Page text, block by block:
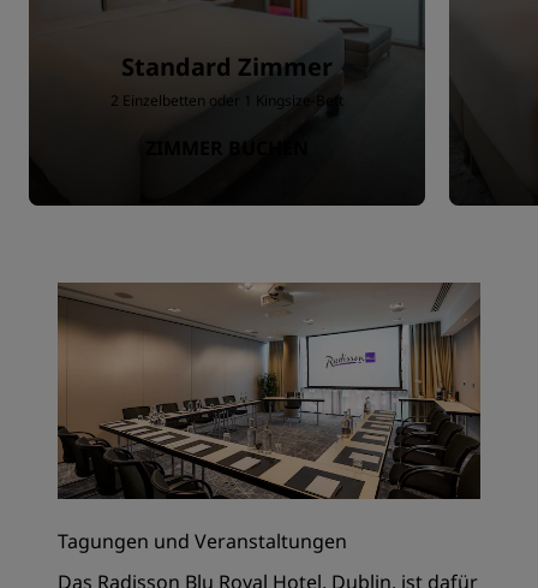
Standard Zimmer
2 Einzelbetten oder 1 Kingsize-Bett
Tagungen und Veranstaltungen
Das Radisson Blu Royal Hotel, Dublin, ist dafür